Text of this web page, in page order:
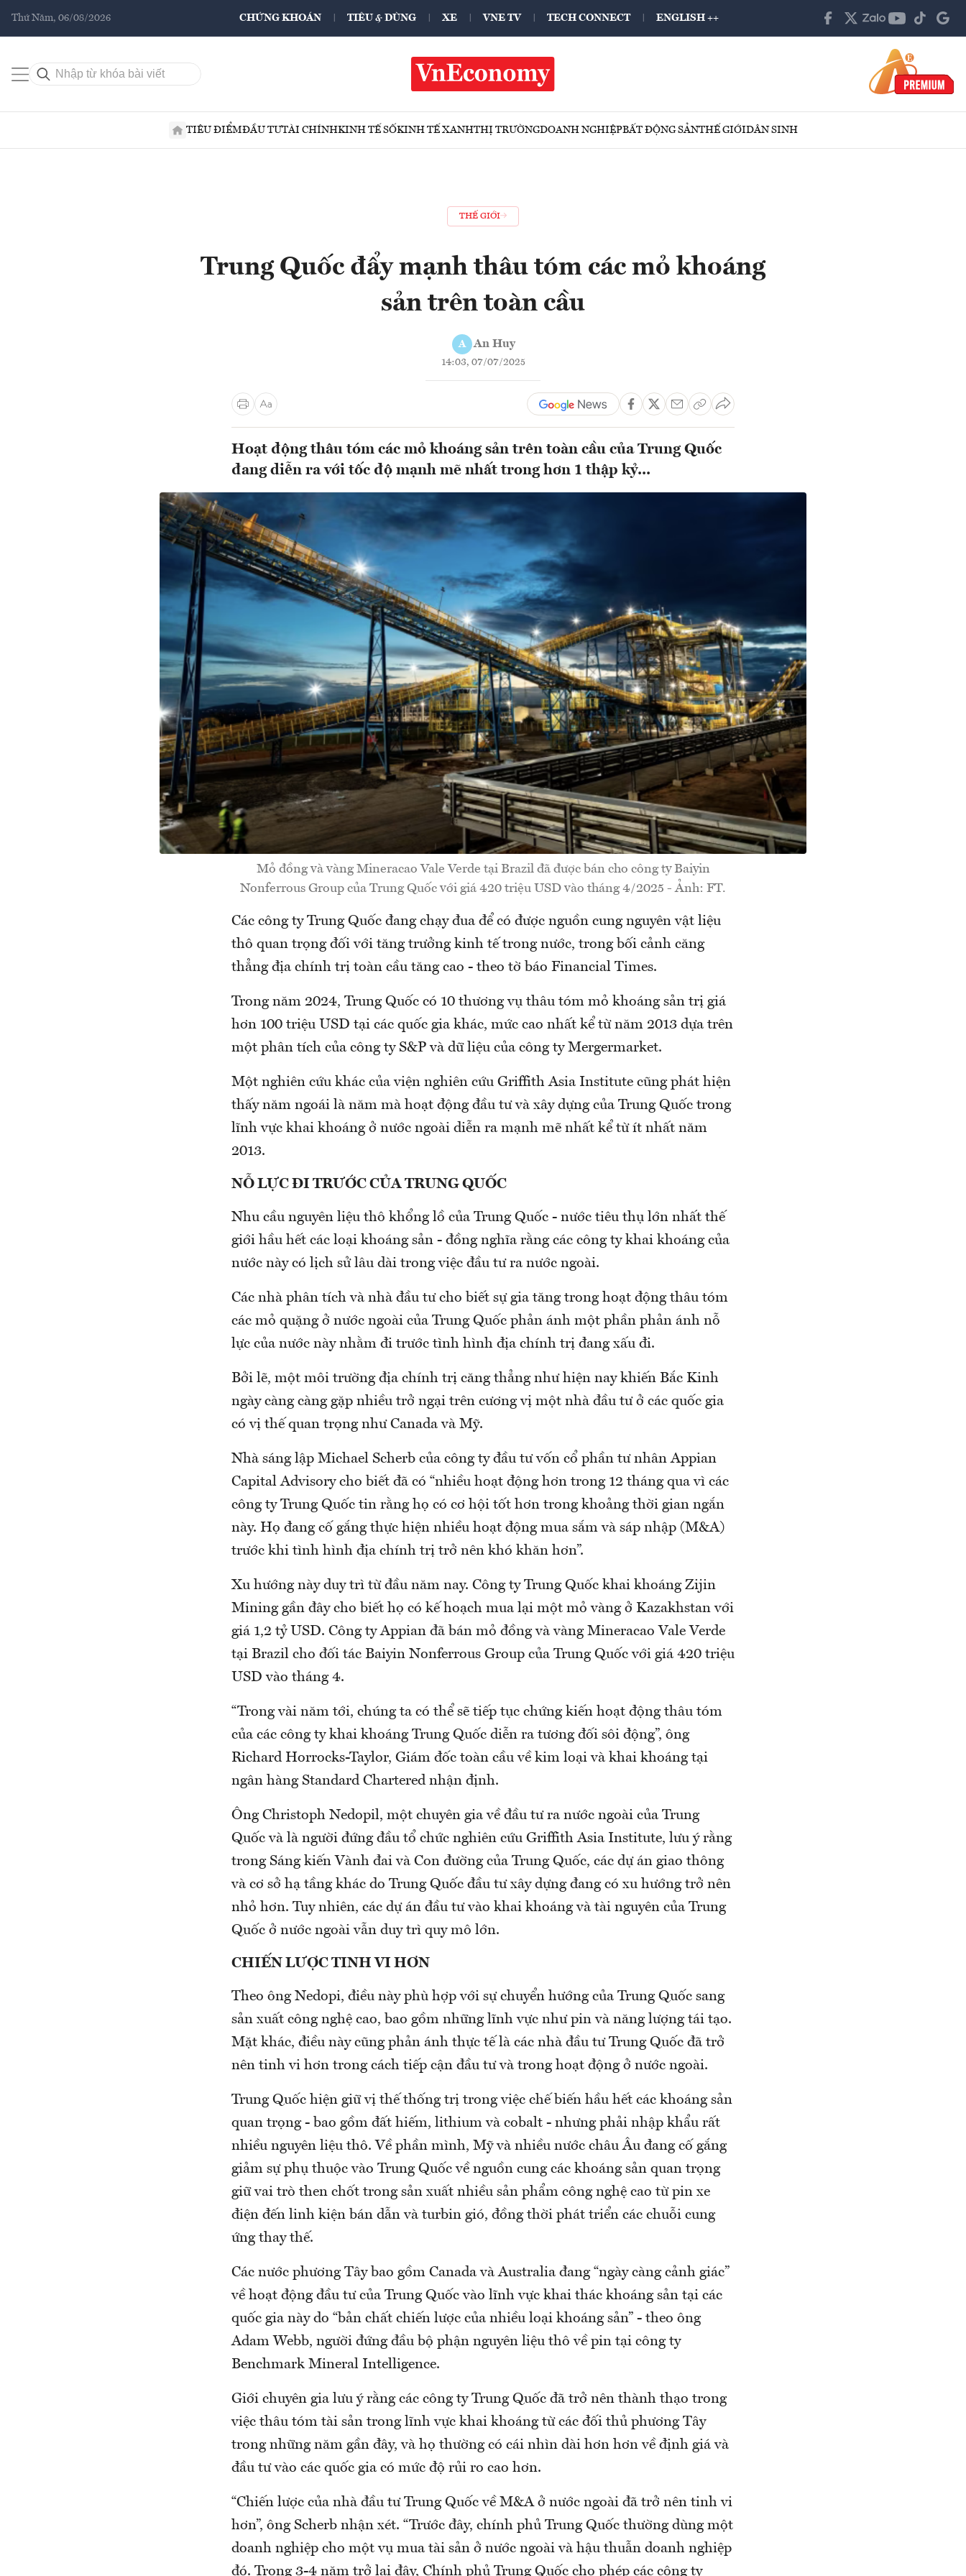
Thứ Năm, 06/08/2026 CHỨNG KHOÁN TIÊU & DÙNG XE VNE TV TECH CONNECT ENGLISH ++
TIÊU ĐIỂMĐẦU TƯTÀI CHÍNHKINH TẾ SỐKINH TẾ XANHTHỊ TRƯỜNGDOANH NGHIỆPBẤT ĐỘNG SẢNTHẾ GIỚIDÂN SINH
THẾ GIỚI
Trung Quốc đẩy mạnh thâu tóm các mỏ khoáng
sản trên toàn cầu
A An Huy
14:03, 07/07/2025
Hoạt động thâu tóm các mỏ khoáng sản trên toàn cầu của Trung Quốc
đang diễn ra với tốc độ mạnh mẽ nhất trong hơn 1 thập kỷ...
Mỏ đồng và vàng Mineracao Vale Verde tại Brazil đã được bán cho công ty Baiyin
Nonferrous Group của Trung Quốc với giá 420 triệu USD vào tháng 4/2025 - Ảnh: FT.
Các công ty Trung Quốc đang chạy đua để có được nguồn cung nguyên vật liệu
thô quan trọng đối với tăng trưởng kinh tế trong nước, trong bối cảnh căng
thẳng địa chính trị toàn cầu tăng cao - theo tờ báo Financial Times.
Trong năm 2024, Trung Quốc có 10 thương vụ thâu tóm mỏ khoáng sản trị giá
hơn 100 triệu USD tại các quốc gia khác, mức cao nhất kể từ năm 2013 dựa trên
một phân tích của công ty S&P và dữ liệu của công ty Mergermarket.
Một nghiên cứu khác của viện nghiên cứu Griffith Asia Institute cũng phát hiện
thấy năm ngoái là năm mà hoạt động đầu tư và xây dựng của Trung Quốc trong
lĩnh vực khai khoáng ở nước ngoài diễn ra mạnh mẽ nhất kể từ ít nhất năm
2013.
NỖ LỰC ĐI TRƯỚC CỦA TRUNG QUỐC
Nhu cầu nguyên liệu thô khổng lồ của Trung Quốc - nước tiêu thụ lớn nhất thế
giới hầu hết các loại khoáng sản - đồng nghĩa rằng các công ty khai khoáng của
nước này có lịch sử lâu dài trong việc đầu tư ra nước ngoài.
Các nhà phân tích và nhà đầu tư cho biết sự gia tăng trong hoạt động thâu tóm
các mỏ quặng ở nước ngoài của Trung Quốc phản ánh một phần phản ánh nỗ
lực của nước này nhằm đi trước tình hình địa chính trị đang xấu đi.
Bởi lẽ, một môi trường địa chính trị căng thẳng như hiện nay khiến Bắc Kinh
ngày càng càng gặp nhiều trở ngại trên cương vị một nhà đầu tư ở các quốc gia
có vị thế quan trọng như Canada và Mỹ.
Nhà sáng lập Michael Scherb của công ty đầu tư vốn cổ phần tư nhân Appian
Capital Advisory cho biết đã có “nhiều hoạt động hơn trong 12 tháng qua vì các
công ty Trung Quốc tin rằng họ có cơ hội tốt hơn trong khoảng thời gian ngắn
này. Họ đang cố gắng thực hiện nhiều hoạt động mua sắm và sáp nhập (M&A)
trước khi tình hình địa chính trị trở nên khó khăn hơn”.
Xu hướng này duy trì từ đầu năm nay. Công ty Trung Quốc khai khoáng Zijin
Mining gần đây cho biết họ có kế hoạch mua lại một mỏ vàng ở Kazakhstan với
giá 1,2 tỷ USD. Công ty Appian đã bán mỏ đồng và vàng Mineracao Vale Verde
tại Brazil cho đối tác Baiyin Nonferrous Group của Trung Quốc với giá 420 triệu
USD vào tháng 4.
“Trong vài năm tới, chúng ta có thể sẽ tiếp tục chứng kiến ​hoạt động thâu tóm
của các công ty khai khoáng Trung Quốc diễn ra tương đối sôi động”, ông
Richard Horrocks-Taylor, Giám đốc toàn cầu về kim loại và khai khoáng tại
ngân hàng Standard Chartered nhận định.
Ông Christoph Nedopil, một chuyên gia về đầu tư ra nước ngoài của Trung
Quốc và là người đứng đầu tổ chức nghiên cứu Griffith Asia Institute, lưu ý rằng
trong Sáng kiến ​​Vành đai và Con đường của Trung Quốc, các dự án giao thông
và cơ sở hạ tầng khác do Trung Quốc đầu tư xây dựng đang có xu hướng trở nên
nhỏ hơn. Tuy nhiên, các dự án đầu tư vào khai khoáng và tài nguyên của Trung
Quốc ở nước ngoài vẫn duy trì quy mô lớn.
CHIẾN LƯỢC TINH VI HƠN
Theo ông Nedopi, điều này phù hợp với sự chuyển hướng của Trung Quốc sang
sản xuất công nghệ cao, bao gồm những lĩnh vực như pin và năng lượng tái tạo.
Mặt khác, điều này cũng phản ánh thực tế là các nhà đầu tư Trung Quốc đã trở
nên tinh vi hơn trong cách tiếp cận đầu tư và trong hoạt động ở nước ngoài.
Trung Quốc hiện giữ vị thế thống trị trong việc chế biến hầu hết các khoáng sản
quan trọng - bao gồm đất hiếm, lithium và cobalt - nhưng phải nhập khẩu rất
nhiều nguyên liệu thô. Về phần mình, Mỹ và nhiều nước châu Âu đang cố gắng
giảm sự phụ thuộc vào Trung Quốc về nguồn cung các khoáng sản quan trọng
giữ vai trò then chốt trong sản xuất nhiều sản phẩm công nghệ cao từ pin xe
điện đến linh kiện bán dẫn và turbin gió, đồng thời phát triển các chuỗi cung
ứng thay thế.
Các nước phương Tây bao gồm Canada và Australia đang “ngày càng cảnh giác”
về hoạt động đầu tư của Trung Quốc vào lĩnh vực khai thác khoáng sản tại các
quốc gia này do “bản chất chiến lược của nhiều loại khoáng sản” - theo ông
Adam Webb, người đứng đầu bộ phận nguyên liệu thô về pin tại công ty
Benchmark Mineral Intelligence.
Giới chuyên gia lưu ý rằng các công ty Trung Quốc đã trở nên thành thạo trong
việc thâu tóm tài sản trong lĩnh vực khai khoáng từ các đối thủ phương Tây
trong những năm gần đây, và họ thường có cái nhìn dài hơn hơn về định giá và
đầu tư vào các quốc gia có mức độ rủi ro cao hơn.
“Chiến lược của nhà đầu tư Trung Quốc về M&A ở nước ngoài đã trở nên tinh vi
hơn”, ông Scherb nhận xét. “Trước đây, chính phủ Trung Quốc thường dùng một
doanh nghiệp cho một vụ mua tài sản ở nước ngoài và hậu thuẫn doanh nghiệp
đó. Trong 3-4 năm trở lại đây, Chính phủ Trung Quốc cho phép các công ty